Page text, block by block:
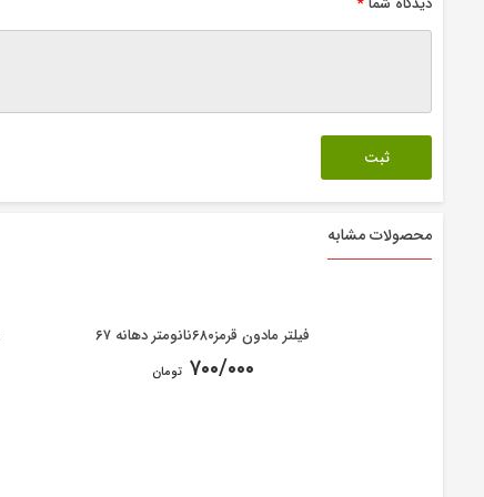
محصولات مشابه
فیلتر مادون قرمز۶۸۰نانومتر دهانه ۶۷
۷۰۰/۰۰۰ تومان